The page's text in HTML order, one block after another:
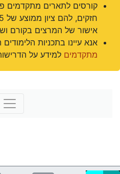
קורסים לתארים מתקדמים
אישור של המרצים בקורם
אנא עיינו בתכניות
מתקדמים למידע על